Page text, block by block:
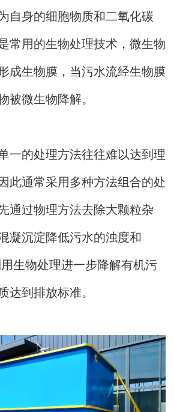
自身的细胞物质和二氧化碳
常用的生物处理技术，微生物
成生物膜，当污水流经生物膜
被微生物降解。
一的处理方法往往难以达到理
此通常采用多种方法组合的处
通过物理方法去除大颗粒杂
凝沉淀降低污水的浊度和
生物处理进一步降解有机污
达到排放标准。